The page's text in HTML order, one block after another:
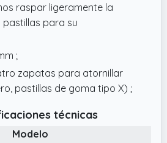
raspar ligeramente la
pastillas para su
;
zapatas para atornillar
pastillas de goma tipo X) ;
técnicas
Modelo